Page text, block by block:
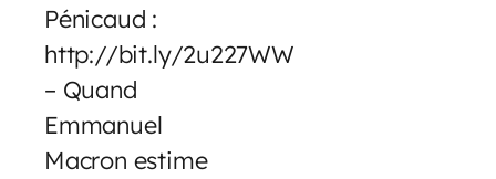
Pénicaud :
http://bit.ly/2u227WW
– Quand
Emmanuel
Macron estime